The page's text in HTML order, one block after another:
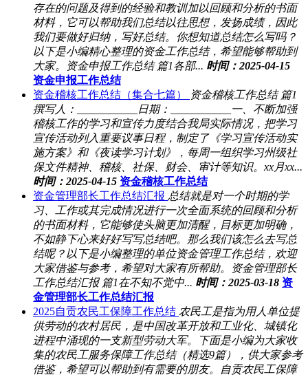
存在的问题及得到的经验和教训加以回顾和分析的书面
材料，它可以帮助我们总结以往思想，发扬成绩，因此
我们要做好归纳，写好总结。你想知道总结怎么写吗？
以下是小编精心整理的资金工作总结，希望能够帮助到
大家。资金申报工作总结 篇1各部... 时间：2025-04-15
资金申报工作总结
资金稽核工作总结（集合七篇）
资金稽核工作总结 篇1
撰写人：___________日期：___________一、不断加强
稽核工作的学习和宣传力度结合我局实际情况，把学习
宣传活动列入重要议事日程，制定了《学习宣传活动实
施方案》和《夜读学习计划》，每周一组织学习州级社
保文件精神、稽核、社保、财会、审计等知识。xx月xx...
时间：2025-04-15 资金稽核工作总结
资金管理部长工作总结汇报 总结就是对一个时期的学
习、工作或其完成情况进行一次全面系统的回顾和分析
的书面材料，它能够使头脑更加清醒，目标更加明确，
不如静下心来好好写写总结吧。那么我们该怎么去写总
结呢？以下是小编整理的单位资金管理工作总结，欢迎
大家借鉴与参考，希望对大家有所帮助。资金管理部长
工作总结汇报 篇1在不知不觉中... 时间：2025-03-18 资
金管理部长工作总结汇报
2025自贡农民工保障工作总结 农民工是指为用人单位提
供劳动的农村居民，是中国改革开放和工业化、城镇化
进程中涌现的一支新型劳动大军。下面是小编为大家收
集的农民工服务保障工作总结（精选9篇），供大家参考
借鉴，希望可以帮助到有需要的朋友。自贡农民工保障